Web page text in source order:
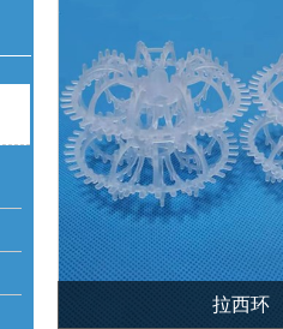
拉西环